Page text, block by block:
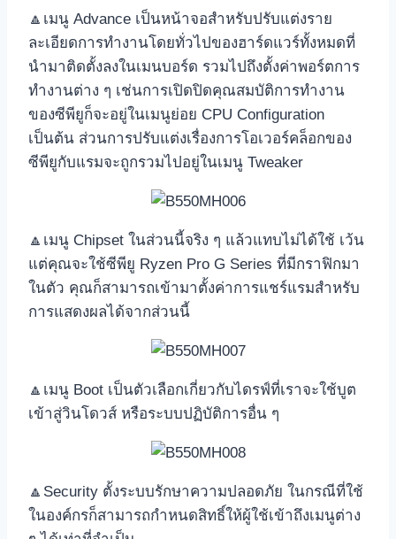
🔼เมนู Advance เป็นหน้าจอสำหรับปรับแต่งราย
ละเอียดการทำงานโดยทั่วไปของฮาร์ดแวร์ทั้งหมดที่
นำมาติดตั้งลงในเมนบอร์ด รวมไปถึงตั้งค่าพอร์ตการ
ทำงานต่าง ๆ เช่นการเปิดปิดคุณสมบัติการทำงาน
ของซีพียูก็จะอยู่ในเมนูย่อย CPU Configuration
เป็นต้น ส่วนการปรับแต่งเรื่องการโอเวอร์คล็อกของ
ซีพียูกับแรมจะถูกรวมไปอยู่ในเมนู Tweaker
🔼เมนู Chipset ในส่วนนี้จริง ๆ แล้วแทบไม่ได้ใช้ เว้น
แต่คุณจะใช้ซีพียู Ryzen Pro G Series ที่มีกราฟิกมา
ในตัว คุณก็สามารถเข้ามาตั้งค่าการแชร์แรมสำหรับ
การแสดงผลได้จากส่วนนี้
🔼เมนู Boot เป็นตัวเลือกเกี่ยวกับไดรฟ์ที่เราจะใช้บูต
เข้าสู่วินโดวส์ หรือระบบปฏิบัติการอื่น ๆ
🔼Security ตั้งระบบรักษาความปลอดภัย ในกรณีที่ใช้
ในองค์กรก็สามารถกำหนดสิทธิ์ให้ผู้ใช้เข้าถึงเมนูต่าง